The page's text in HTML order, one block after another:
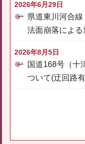
2026年6月29日
県道東川河合
法面崩落によ
2026年8月5日
国道168号（十
ついて(迂回路